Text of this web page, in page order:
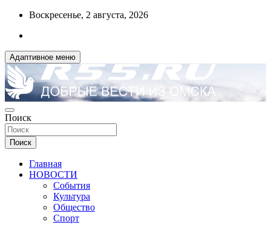
Перейти
содержимому
Воскресенье, 2 августа, 2026
Адаптивное меню
R55.RU
ДОБРЫЕ ВЕСТИ ИЗ ОМСКА
Поиск
Поиск
Главная
НОВОСТИ
События
Культура
Общество
Спорт